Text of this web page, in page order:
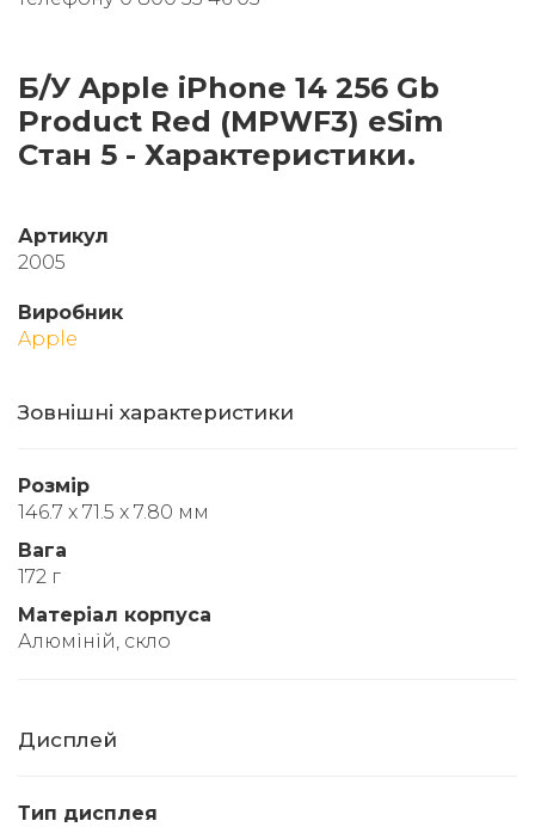
Б/У Apple iPhone 14 256 Gb
Product Red (MPWF3) eSim
Стан 5 - Характеристики.
Артикул
2005
Виробник
Apple
Зовнішні характеристики
Розмір
146.7 x 71.5 x 7.80 мм
Вага
172 г
Матеріал корпуса
Алюміній, скло
Дисплей
Тип дисплея